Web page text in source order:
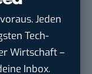
Jeden
Tech-
Wirtschaft –
Inbox.
dich